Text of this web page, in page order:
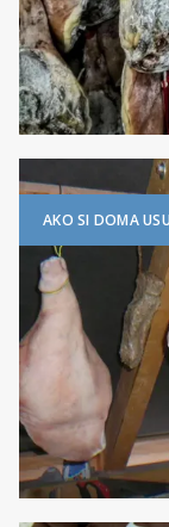
AKO SI DOMA